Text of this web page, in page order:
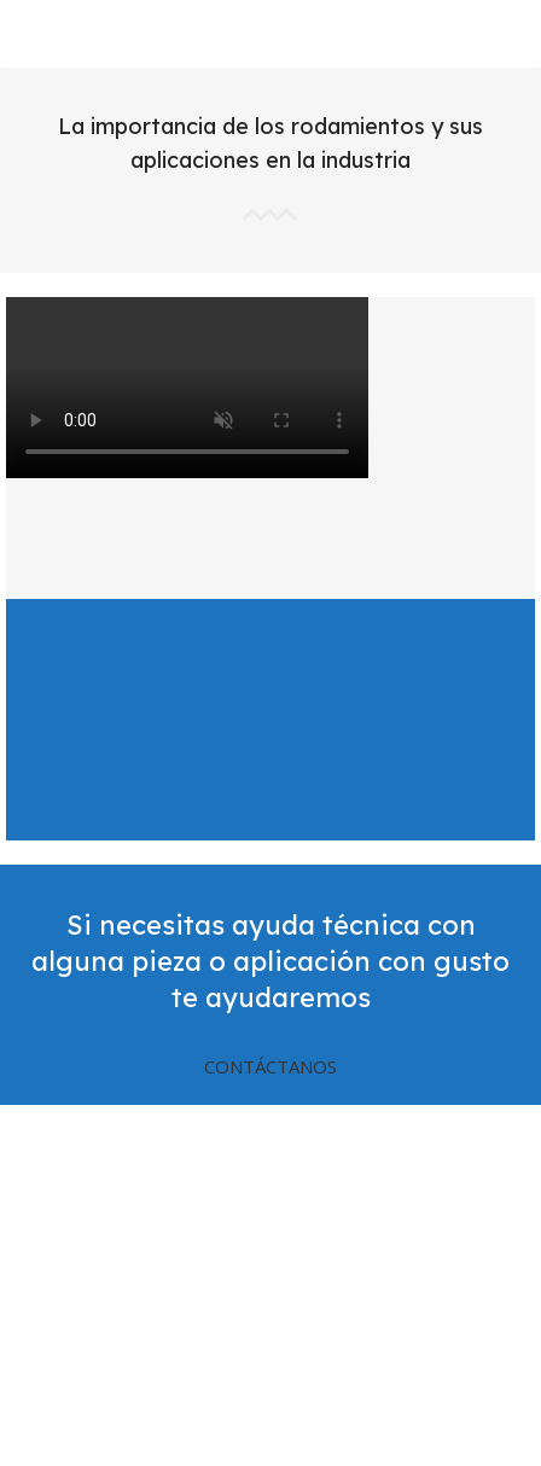
La importancia de los rodamientos y sus
aplicaciones en la industria
Si necesitas ayuda técnica con
alguna pieza o aplicación con gusto
te ayudaremos
CONTÁCTANOS